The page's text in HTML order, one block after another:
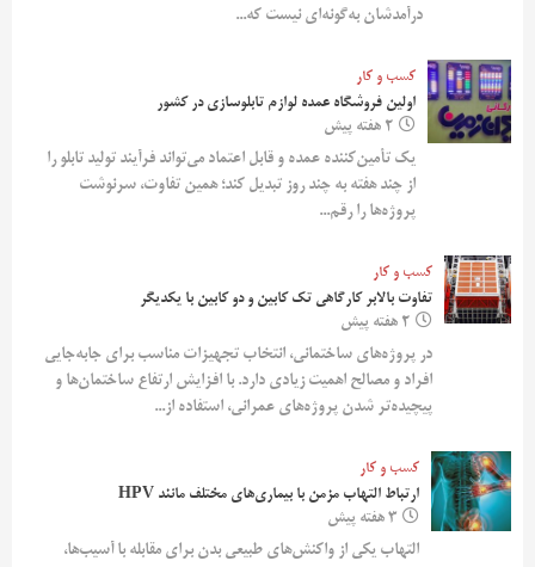
درآمدشان به‌گونه‌ای نیست که...
کسب و کار
اولین فروشگاه عمده لوازم تابلوسازی در کشور
2 هفته پیش
یک تأمین‌کننده عمده و قابل اعتماد می‌تواند فرآیند تولید تابلو را
از چند هفته به چند روز تبدیل کند؛ همین تفاوت، سرنوشت
پروژه‌ها را رقم...
کسب و کار
تفاوت بالابر کارگاهی تک کابین و دو کابین با یکدیگر
2 هفته پیش
در پروژه‌های ساختمانی، انتخاب تجهیزات مناسب برای جابه‌جایی
افراد و مصالح اهمیت زیادی دارد. با افزایش ارتفاع ساختمان‌ها و
پیچیده‌تر شدن پروژه‌های عمرانی، استفاده از...
کسب و کار
ارتباط التهاب مزمن با بیماری‌های مختلف مانند HPV
3 هفته پیش
التهاب یکی از واکنش‌های طبیعی بدن برای مقابله با آسیب‌ها،